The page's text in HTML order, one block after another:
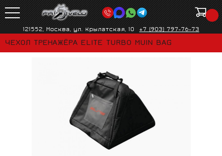
121552, Москва, ул. Крылатская, 10 +7 (903) 797-76-73
ЧЕХОЛ ТРЕНАЖЁРА ELITE TURBO MUIN BAG